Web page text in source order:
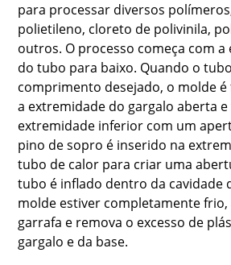
para processar diversos
polietileno, cloreto de polivinila,
outros. O processo começa com
do tubo para baixo. Quando o
comprimento desejado, o molde é
a extremidade do gargalo aberta e
extremidade inferior com um
pino de sopro é inserido na
tubo de calor para criar uma
tubo é inflado dentro da cavidade
molde estiver completamente
garrafa e remova o excesso de
gargalo e da base.